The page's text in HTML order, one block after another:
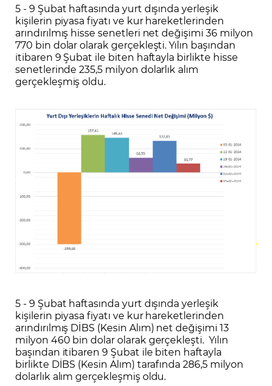
5 - 9 Şubat haftasında yurt dışında yerleşik
kişilerin piyasa fiyatı ve kur hareketlerinden
arındırılmış hisse senetleri net değişimi 36 milyon
770 bin dolar olarak gerçekleşti. Yılın başından
itibaren 9 Şubat ile biten haftayla birlikte hisse
senetlerinde 235,5 milyon dolarlık alım
gerçekleşmiş oldu.
5 - 9 Şubat haftasında yurt dışında yerleşik
kişilerin piyasa fiyatı ve kur hareketlerinden
arındırılmış DİBS (Kesin Alım) net değişimi 13
milyon 460 bin dolar olarak gerçekleşti. Yılın
başından itibaren 9 Şubat ile biten haftayla
birlikte DİBS (Kesin Alım) tarafında 286,5 milyon
dolarlık alım gerçekleşmiş oldu.